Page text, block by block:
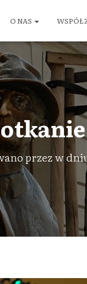
O NAS
przezw